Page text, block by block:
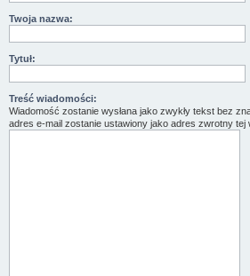
Twoja nazwa:
Tytuł:
Treść wiadomości:
Wiadomość zostanie wysłana jako zwykły tekst bez
adres e-mail zostanie ustawiony jako adres zwrotny tej